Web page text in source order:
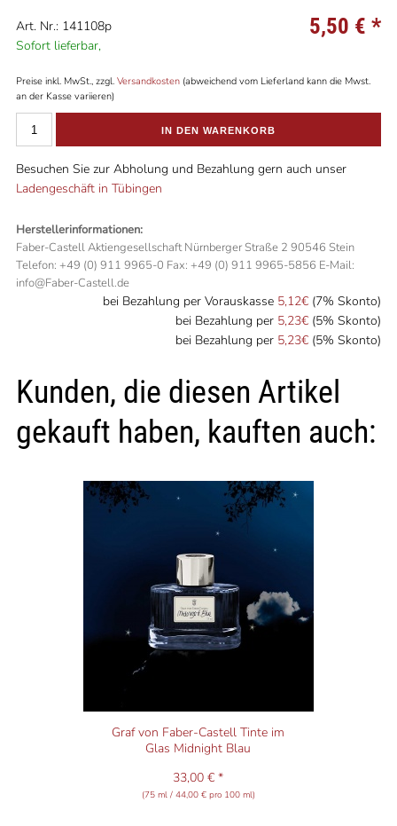
Art. Nr.: 141108p
Sofort lieferbar,
5,50 € *
Preise inkl. MwSt., zzgl. Versandkosten(abweichend vom Lieferland kann die Mwst.
an der Kasse variieren)
IN DEN WARENKORB
Besuchen Sie zur Abholung und Bezahlung gern auch unser
Ladengeschäft in Tübingen
Herstellerinformationen:
Faber-Castell Aktiengesellschaft Nürnberger Straße 2 90546 Stein
Telefon: +49 (0) 911 9965-0 Fax: +49 (0) 911 9965-5856 E-Mail:
info@Faber-Castell.de
bei Bezahlung per Vorauskasse 5,12€ (7% Skonto)
bei Bezahlung per 5,23€ (5% Skonto)
bei Bezahlung per 5,23€ (5% Skonto)
Kunden, die diesen Artikel
gekauft haben, kauften auch:
Graf von Faber-Castell Tinte im
Glas Midnight Blau
33,00 € *
(75 ml / 44,00 € pro 100 ml)